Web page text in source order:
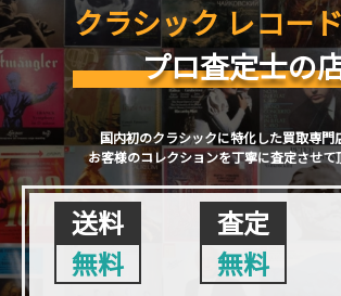
クラシック レコー
プロ査定士の
国内初のクラシックに特化した買取専門
お客様のコレクションを丁寧に査定させて
送料
無料
査定
無料